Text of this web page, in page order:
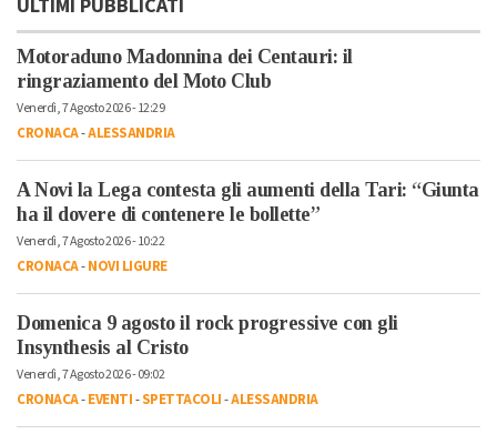
ULTIMI PUBBLICATI
Motoraduno Madonnina dei Centauri: il
ringraziamento del Moto Club
Venerdì, 7 Agosto 2026 - 12:29
CRONACA-ALESSANDRIA
A Novi la Lega contesta gli aumenti della Tari: “Giunta
ha il dovere di contenere le bollette”
Venerdì, 7 Agosto 2026 - 10:22
CRONACA-NOVI LIGURE
Domenica 9 agosto il rock progressive con gli
Insynthesis al Cristo
Venerdì, 7 Agosto 2026 - 09:02
CRONACA-EVENTI-SPETTACOLI-ALESSANDRIA